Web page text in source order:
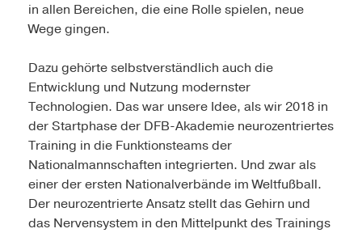
in allen Bereichen, die eine Rolle spielen, neue
Wege gingen.
Dazu gehörte selbstverständlich auch die
Entwicklung und Nutzung modernster
Technologien. Das war unsere Idee, als wir 2018 in
der Startphase der DFB-Akademie neurozentriertes
Training in die Funktionsteams der
Nationalmannschaften integrierten. Und zwar als
einer der ersten Nationalverbände im Weltfußball.
Der neurozentrierte Ansatz stellt das Gehirn und
das Nervensystem in den Mittelpunkt des Trainings